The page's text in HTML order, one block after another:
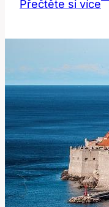
Přečtěte si více